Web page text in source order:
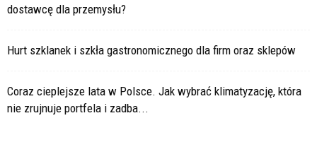
dostawcę dla przemysłu?
Hurt szklanek i szkła gastronomicznego dla firm oraz sklepów
Coraz cieplejsze lata w Polsce. Jak wybrać klimatyzację, która
nie zrujnuje portfela i zadba...